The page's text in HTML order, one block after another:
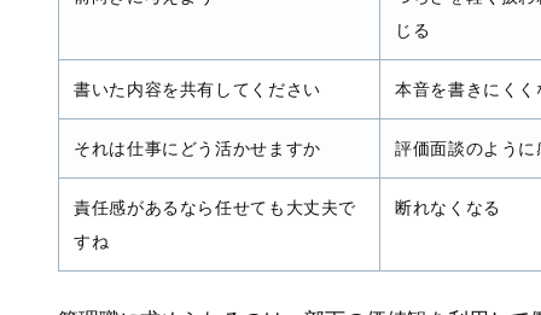
じる
書いた内容を共有してください 本音を書きにくく
それは仕事にどう活かせますか 評価面談のように
責任感があるなら任せても大丈夫で
すね
断れなくなる